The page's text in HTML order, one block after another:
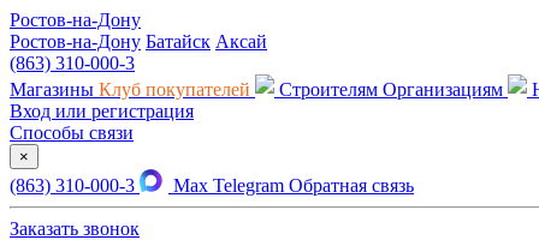
Ростов-на-Дону
Ростов-на-Дону Батайск Аксай
(863) 310-000-3
Магазины Клуб покупателей Строителям Организациям
Вход или регистрация
Способы связи
×
(863) 310-000-3 Max Telegram Обратная связь
Заказать звонок